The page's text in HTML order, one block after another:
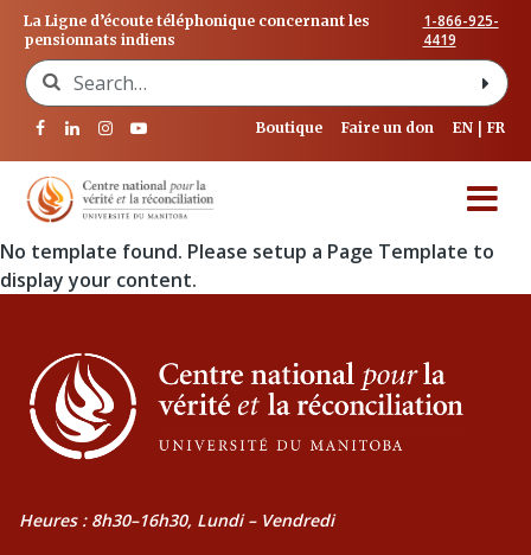
La Ligne d’écoute téléphonique concernant les
pensionnats indiens
1-866-925-
4419
Search for:
Boutique Faire un don EN FR
No template found. Please setup a Page Template to
display your content.
Heures : 8h30–16h30, Lundi – Vendredi